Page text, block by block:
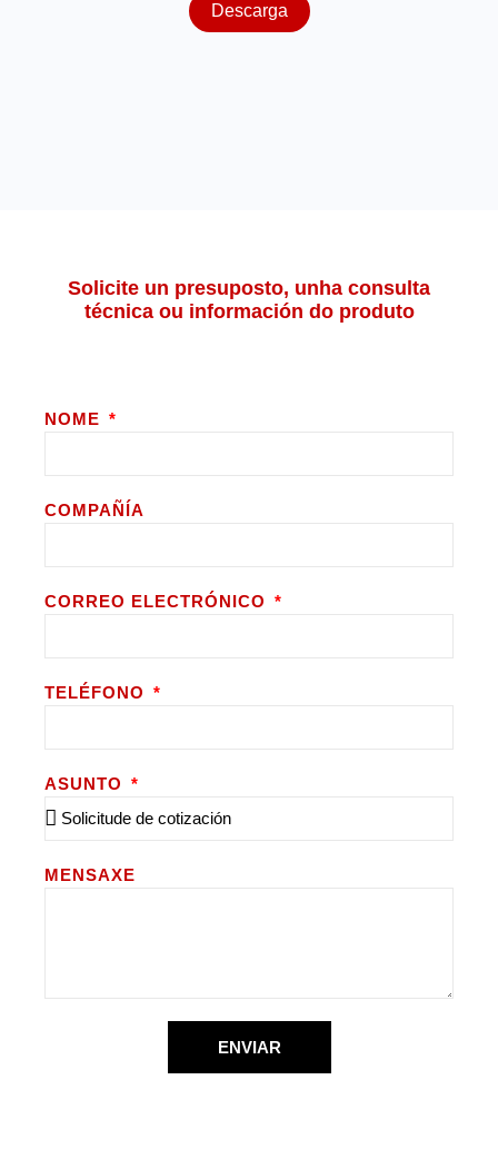
Descarga
Solicite un presuposto, unha consulta
técnica ou información do produto
NOME
COMPAÑÍA
CORREO ELECTRÓNICO
TELÉFONO
ASUNTO
MENSAXE
ENVIAR